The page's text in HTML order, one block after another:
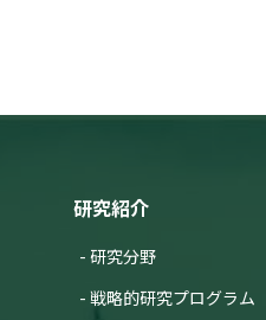
研究紹介
研究分野
戦略的研究プログラム